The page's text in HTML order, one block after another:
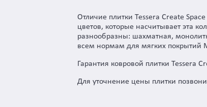
Отличие плитки Tessera Create
цветов, которые насчитывает эта
разнообразны: шахматная,
всем нормам для мягких покрытий
Гарантия ковровой плитки Tessera
Для уточнение цены плитки